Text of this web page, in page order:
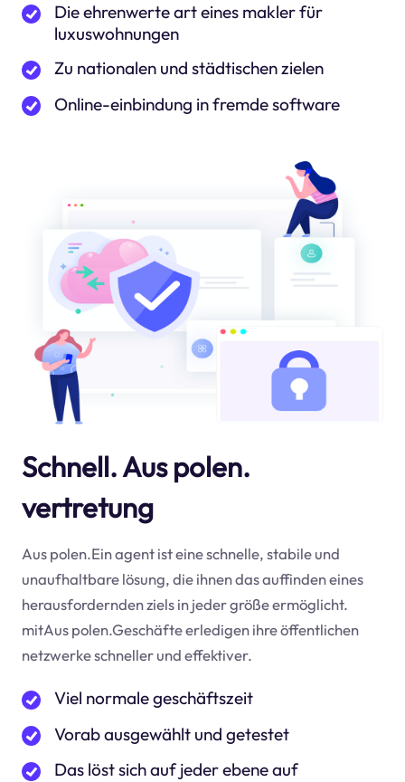
Die ehrenwerte art eines makler für
luxuswohnungen
Zu nationalen und städtischen zielen
Online-einbindung in fremde software
Schnell. Aus polen.
vertretung
Aus polen.Ein agent ist eine schnelle, stabile und
unaufhaltbare lösung, die ihnen das auffinden eines
herausfordernden ziels in jeder größe ermöglicht.
mitAus polen.Geschäfte erledigen ihre öffentlichen
netzwerke schneller und effektiver.
Viel normale geschäftszeit
Vorab ausgewählt und getestet
Das löst sich auf jeder ebene auf